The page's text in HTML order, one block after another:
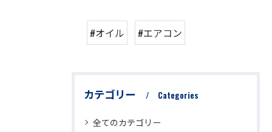
#オイル #エアコン
カテゴリー Categories
全てのカテゴリー